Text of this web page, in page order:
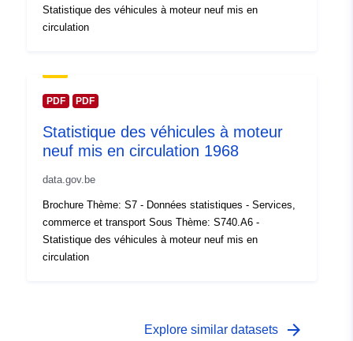
Droits d'accès:
Statistique des véhicules à moteur neuf mis en
circulation
PDF PDF
Statistique des véhicules à moteur
neuf mis en circulation 1968
data.gov.be
Brochure Thème: S7 - Données statistiques - Services,
commerce et transport Sous Thème: S740.A6 -
Statistique des véhicules à moteur neuf mis en
circulation
Explore similar datasets arrow_forward